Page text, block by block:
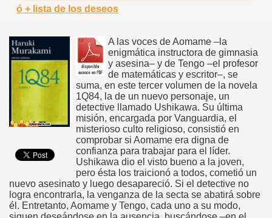
ó + lista de los deseos
A las voces de Aomame –la
enigmática instructora de gimnasia
y asesina– y de Tengo –el profesor
de matemáticas y escritor–, se
suma, en este tercer volumen de la novela
1Q84, la de un nuevo personaje, un
detective llamado Ushikawa. Su última
misión, encargada por Vanguardia, el
misterioso culto religioso, consistió en
comprobar si Aomame era digna de
confianza para trabajar para el líder.
Ushikawa dio el visto bueno a la joven,
pero ésta los traicionó a todos, cometió un
nuevo asesinato y luego desapareció. Si el detective no
logra encontrarla, la venganza de la secta se abatirá sobre
él. Entretanto, Aomame y Tengo, cada uno a su modo,